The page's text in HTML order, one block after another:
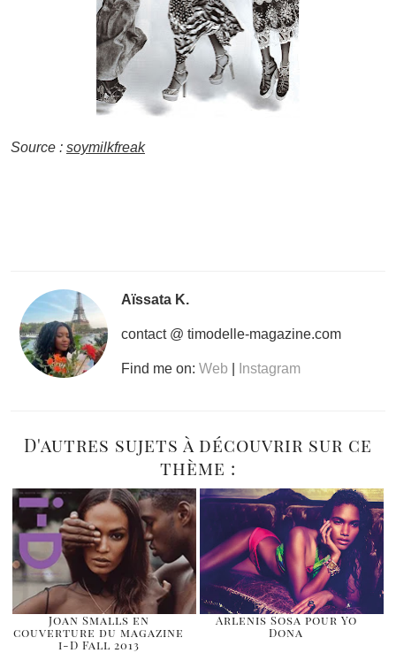
Source : soymilkfreak
Aïssata K.
contact @ timodelle-magazine.com
Find me on: Web Instagram
D'autres sujets à découvrir sur ce
thème :
Joan Smalls en
couverture du magazine
i-D Fall 2013
Arlenis Sosa pour Yo
Dona